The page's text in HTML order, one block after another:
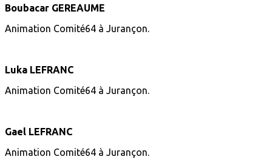
Boubacar GEREAUME
Animation Comité64 à Jurançon.
Luka LEFRANC
Animation Comité64 à Jurançon.
Gael LEFRANC
Animation Comité64 à Jurançon.